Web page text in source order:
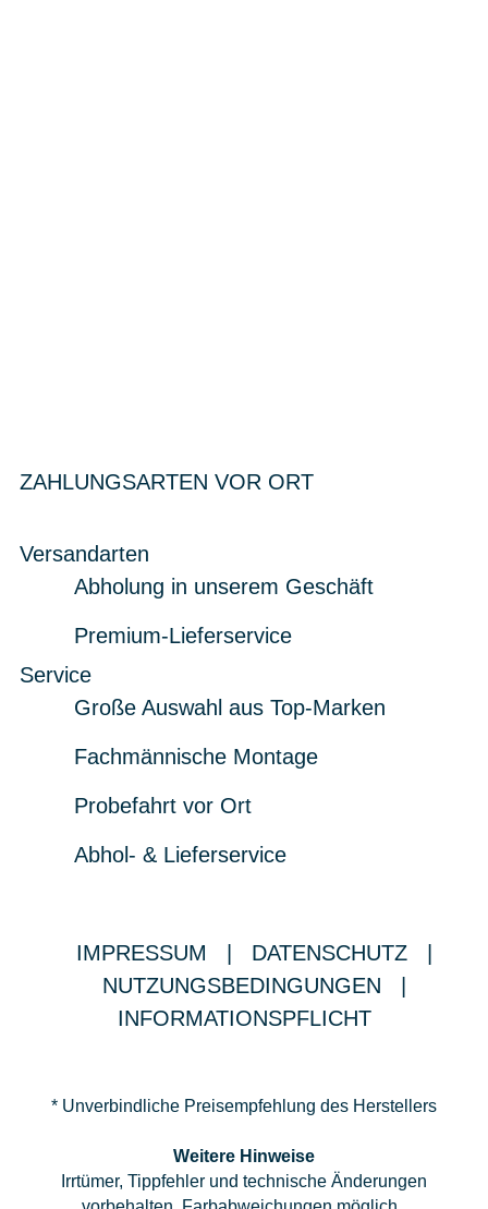
ZAHLUNGSARTEN VOR ORT
Versandarten
Abholung in unserem Geschäft
Premium-Lieferservice
Service
Große Auswahl aus Top-Marken
Fachmännische Montage
Probefahrt vor Ort
Abhol- & Lieferservice
IMPRESSUM DATENSCHUTZ
NUTZUNGSBEDINGUNGEN
INFORMATIONSPFLICHT
* Unverbindliche Preisempfehlung des Herstellers
Weitere Hinweise
Irrtümer, Tippfehler und technische Änderungen